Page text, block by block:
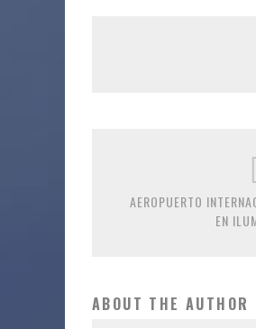
AEROPUERTO
EN
ABOUT THE AUTHOR